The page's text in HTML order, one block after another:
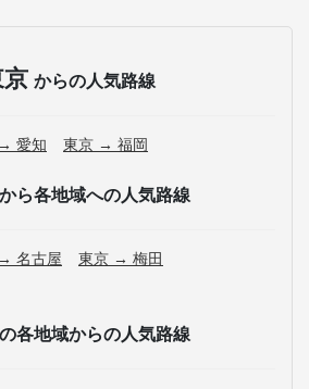
からの人気路線
愛知 東京 → 福岡
から各地域への人気路線
名古屋
東京 → 梅田
の各地域からの人気路線